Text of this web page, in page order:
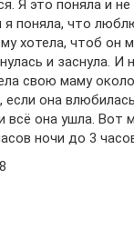
Я это поняла и
поняла, что
хотела, чтоб он
и заснула. И
свою маму
если она
всё она ушла. Вот
ночи до 3